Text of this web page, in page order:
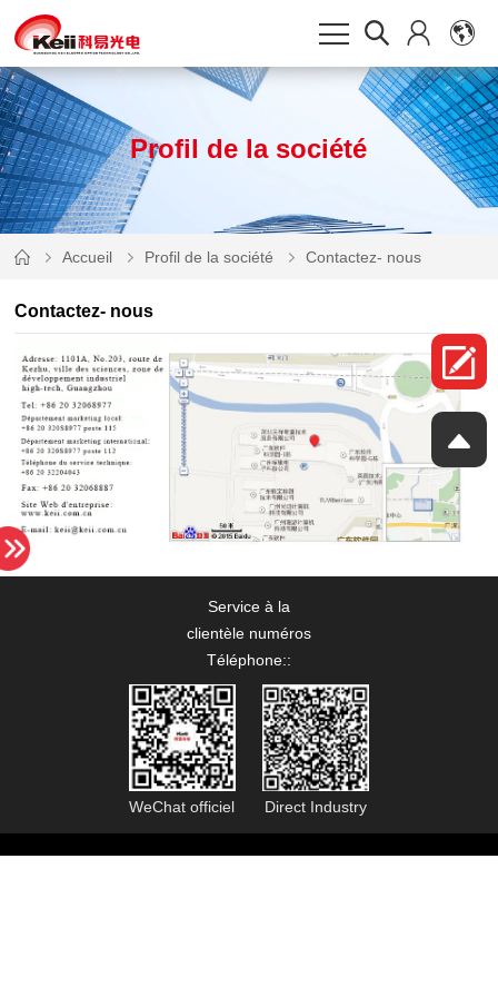
Profil de la société
Accueil Profil de la société Contactez- nous
Contactez- nous
Service à la
clientèle numéros
Téléphone::
WeChat officiel Direct Industry